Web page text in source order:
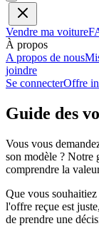
Vendre ma voiture
À propos
A propos de nous
joindre
Se connecterOffre
Guide des
Vous vous
son modèle ? Notre
comprendre la
Que vous
l'offre reçue est
de prendre une